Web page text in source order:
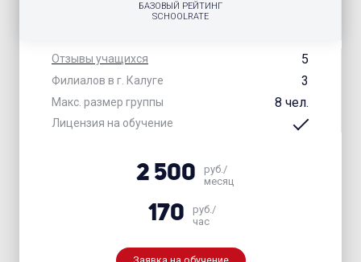
Отзывы учащихся 5
Филиалов в г. Калуге 3
Макс. размер группы 8 чел.
Лицензия на обучение
БАЗОВЫЙ РЕЙТИНГ
SCHOOLRATE
2 500
руб./
месяц
170
руб./
час